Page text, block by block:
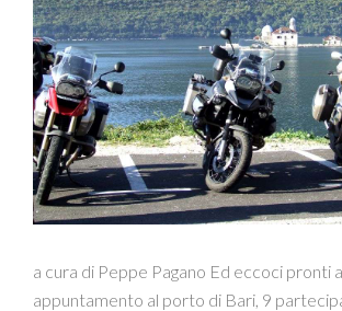
a cura di Peppe Pagano Ed eccoci pronti
appuntamento al porto di Bari, 9